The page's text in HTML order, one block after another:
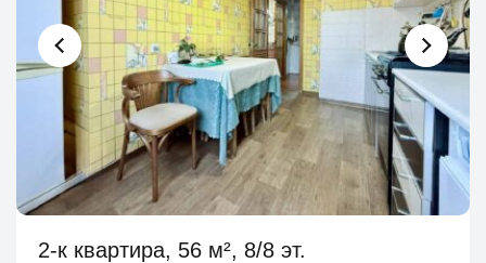
2-к квартира, 56 м², 8/8 эт.